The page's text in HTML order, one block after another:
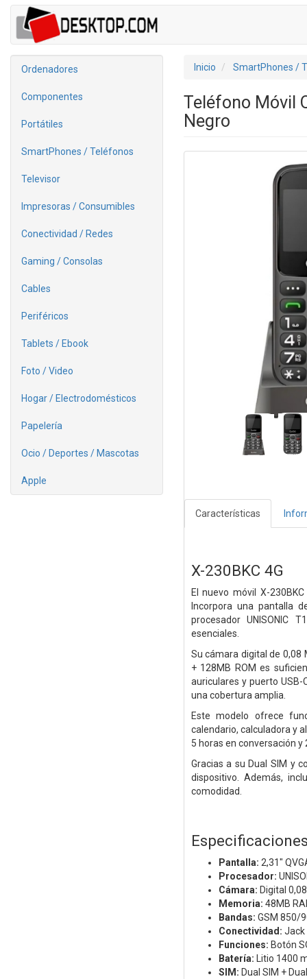
Ordenadores
Componentes
Portátiles
SmartPhones / Teléfonos
Televisor
Impresoras / Consumibles
Conectividad / Redes
Gaming / Consolas
Cables
Periféricos
Tablets / Ebook
Foto / Video
Hogar / Electrodomésticos
Papelería
Ocio / Deportes / Mascotas
Apple
Inicio SmartPhones /
Teléfono Móvil
Negro
Características
X-230BKC 4G
El nuevo móvil X-
Incorpora una pantalla
procesador UNISONIC
esenciales.
Su cámara digital de 0,08
+ 128MB ROM es
auriculares y puerto USB-
una cobertura amplia.
Este modelo ofrece
calendario, calculadora y
5 horas en conversación
Gracias a su Dual SIM y
dispositivo. Además,
comodidad.
Pantalla: 2,31"
Procesador:
Cámara: Digital
Memoria: 48MB
Bandas: GSM 850/
Conectividad: Jack
Funciones: Botón
Batería: Litio 1400
SIM: Dual SIM +